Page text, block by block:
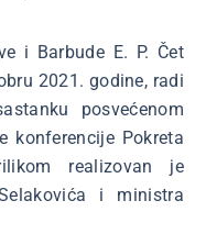
i Barbude E. P. Čet
2021. godine, radi
posvećenom
konferencije Pokreta
realizovan je
i ministra